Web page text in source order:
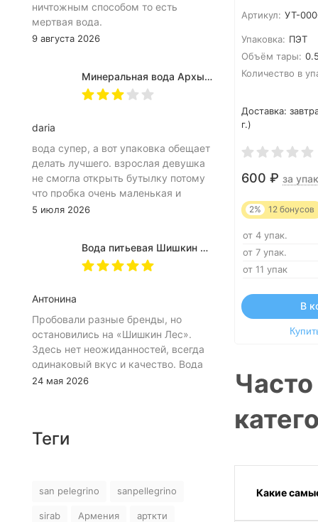
Артикул: УТ-
Упаковка: ПЭТ
Объём тары:
Количество в
Доставка:
г.)
600 ₽ за
2% 12 бонусов
от 4 упак.
от 7 упак.
от 11 упак
В
Какие
ничтожным способом то есть
мертвая вода.
9 августа 2026
Минеральная вода Архыз Vita негазированная, ПЭТ 0.5 л (12 штук)
daria
вода супер, а вот упаковка обещает
делать лучшего. взрослая девушка
не смогла открыть бутылку потому
что пробка очень маленькая и
неудобное расположение
затрудняет открытию бутылка.
Плюс рубцы на пробке мелкие, что
5 июля 2026
Вода питьевая Шишкин лес в (одноразовой) таре 19 литров
Антонина
Пробовали разные бренды, но
остановились на «Шишкин Лес».
Здесь нет неожиданностей, всегда
одинаковый вкус и качество. Вода
хорошо идёт и холодной, и
показатель.
24 мая 2026
Теги
san pelegrino sanpellegrino
sirab Армения арткти